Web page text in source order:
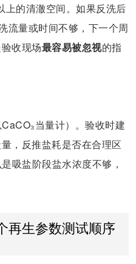
上的清澈空间。如果反洗后
流量或时间不够，下一个周
收现场最容易被忽视的指
当量计）。验收时建
，反推盐耗是否在合理区
吸盐阶段盐水浓度不够，
再生参数测试顺序